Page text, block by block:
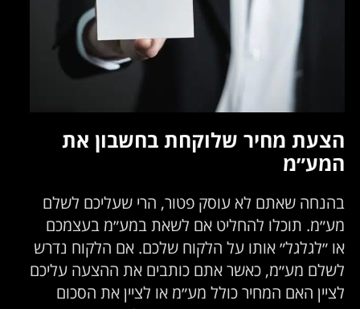
הצעת מחיר שלוקחת בחשבון את
המע״מ
בהנחה שאתם לא עוסק פטור, הרי שעליכם לשלם
מע״מ. תוכלו להחליט אם לשאת במע״מ בעצמכם
או ״לגלגל״ אותו על הלקוח שלכם. אם הלקוח נדרש
לשלם מע״מ, כאשר אתם כותבים את ההצעה עליכם
לציין האם המחיר כולל מע״מ או לציין את הסכום